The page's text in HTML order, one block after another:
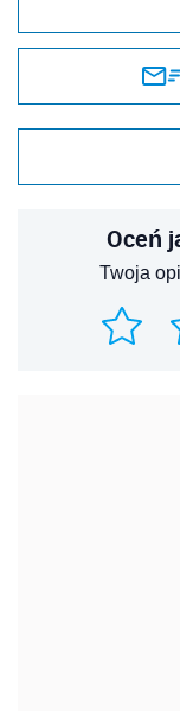
Oceń
Twoja